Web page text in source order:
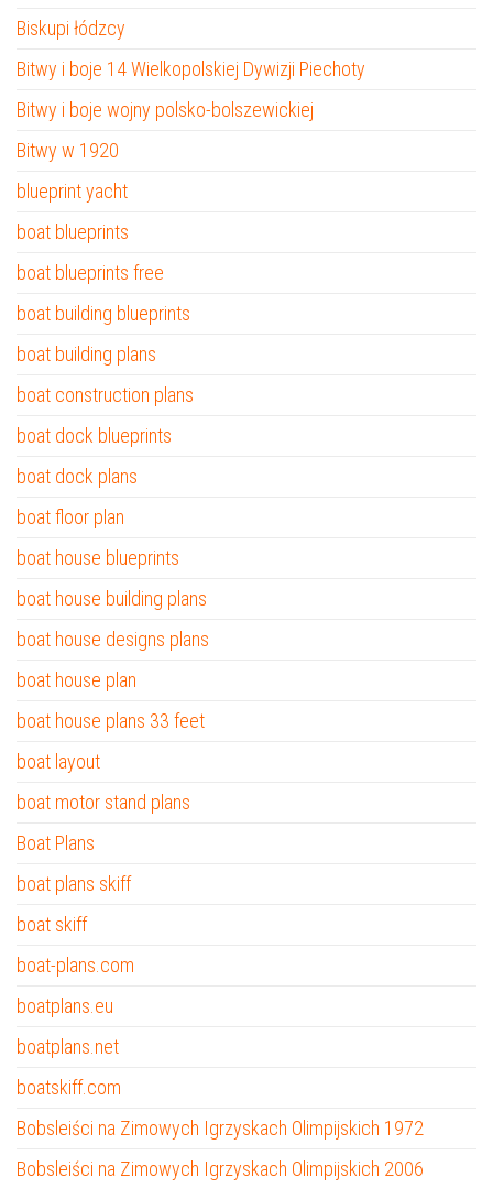
Biskupi łódzcy
Bitwy i boje 14 Wielkopolskiej Dywizji Piechoty
Bitwy i boje wojny polsko-bolszewickiej
Bitwy w 1920
blueprint yacht
boat blueprints
boat blueprints free
boat building blueprints
boat building plans
boat construction plans
boat dock blueprints
boat dock plans
boat floor plan
boat house blueprints
boat house building plans
boat house designs plans
boat house plan
boat house plans 33 feet
boat layout
boat motor stand plans
Boat Plans
boat plans skiff
boat skiff
boat-plans.com
boatplans.eu
boatplans.net
boatskiff.com
Bobsleiści na Zimowych Igrzyskach Olimpijskich 1972
Bobsleiści na Zimowych Igrzyskach Olimpijskich 2006